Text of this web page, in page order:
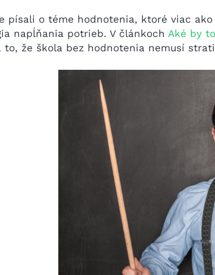
písali o téme hodnotenia, ktoré viac
napĺňania potrieb. V článkoch Aké by
že škola bez hodnotenia nemusí